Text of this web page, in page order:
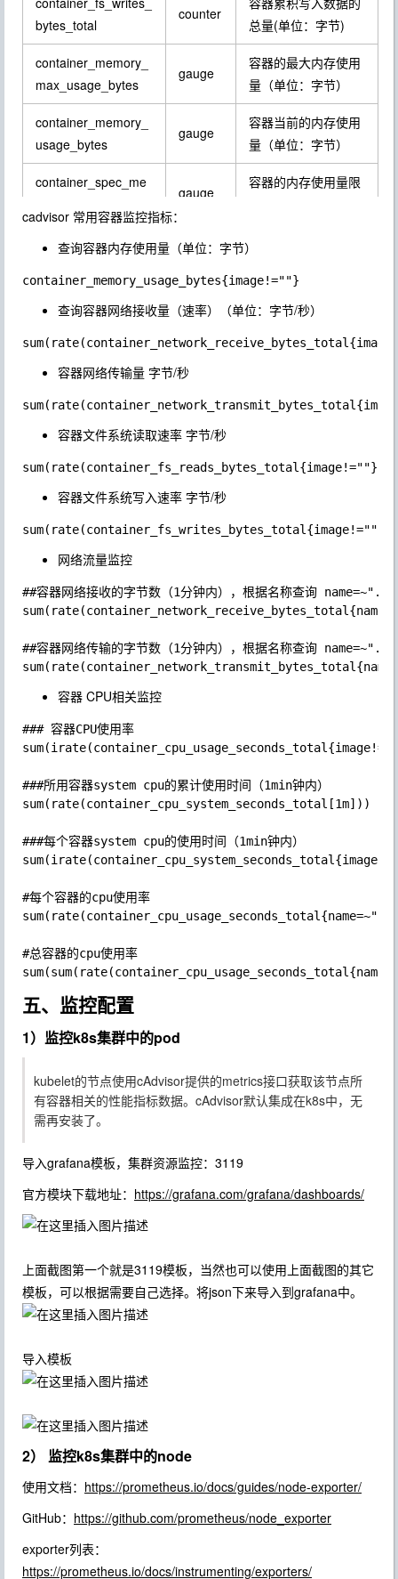
bytes_total
counter
总量(单位：字节)
container_memory_
max_usage_bytes
gauge
容器的最大内存使用
量（单位：字节）
container_memory_
usage_bytes
gauge
容器当前的内存使用
量（单位：字节）
container_spec_me
gauge
容器的内存使用量限
machine_memory_b
gauge
container_network_r
eceive_bytes_total
容器网络累积接收数
节）
ransmit_bytes_total
counter
据总量（单位：字
cadvisor 常用容器监控指标：
查询容器内存使用量（单位：字节）
查询容器网络接收量（速率）（单位：字节/秒）
容器网络传输量 字节/秒
容器文件系统读取速率 字节/秒
容器文件系统写入速率 字节/秒
网络流量监控
##容器网络接收的字节数（1分钟内），根据名称查询 name=~".+"
##容器网络传输的字节数（1分钟内），根据名称查询 name=~".+"
容器 CPU相关监控
### 容器CPU使用率
###所用容器system cpu的累计使用时间（1min钟内）
sum(rate(container_cpu_system_seconds_total[1m]))
###每个容器system cpu的使用时间（1min钟内）
#每个容器的cpu使用率
#总容器的cpu使用率
五、监控配置
1）监控k8s集群中的pod
kubelet的节点使用cAdvisor提供的metrics接口获取该节点所
有容器相关的性能指标数据。cAdvisor默认集成在k8s中，无
需再安装了。
导入grafana模板，集群资源监控： 3119
官方模块下载地址： https://grafana.com/grafana/dashboards/
上面截图第一个就是3119模板，当然也可以使用上面截图的其它
模板，可以根据需要自己选择。将json下来导入到grafana中。
导入模板
2） 监控k8s集群中的node
使用文档： https://prometheus.io/docs/guides/node-exporter/
GitHub： https://github.com/prometheus/node_exporter
exporter列表：
https://prometheus.io/docs/instrumenting/exporters/